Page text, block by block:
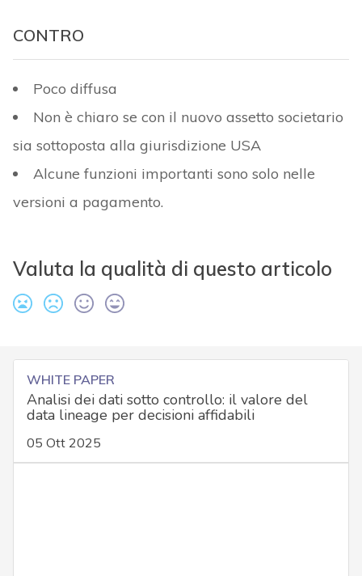
CONTRO
Poco diffusa
Non è chiaro se con il nuovo assetto societario
sia sottoposta alla giurisdizione USA
Alcune funzioni importanti sono solo nelle
versioni a pagamento.
Valuta la qualità di questo articolo
WHITE PAPER
Analisi dei dati sotto controllo: il valore del
data lineage per decisioni affidabili
05 Ott 2025